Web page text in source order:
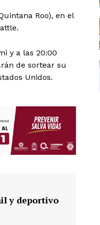
Roo), en el
y a las 20:00
de sortear su
Unidos.
y deportivo